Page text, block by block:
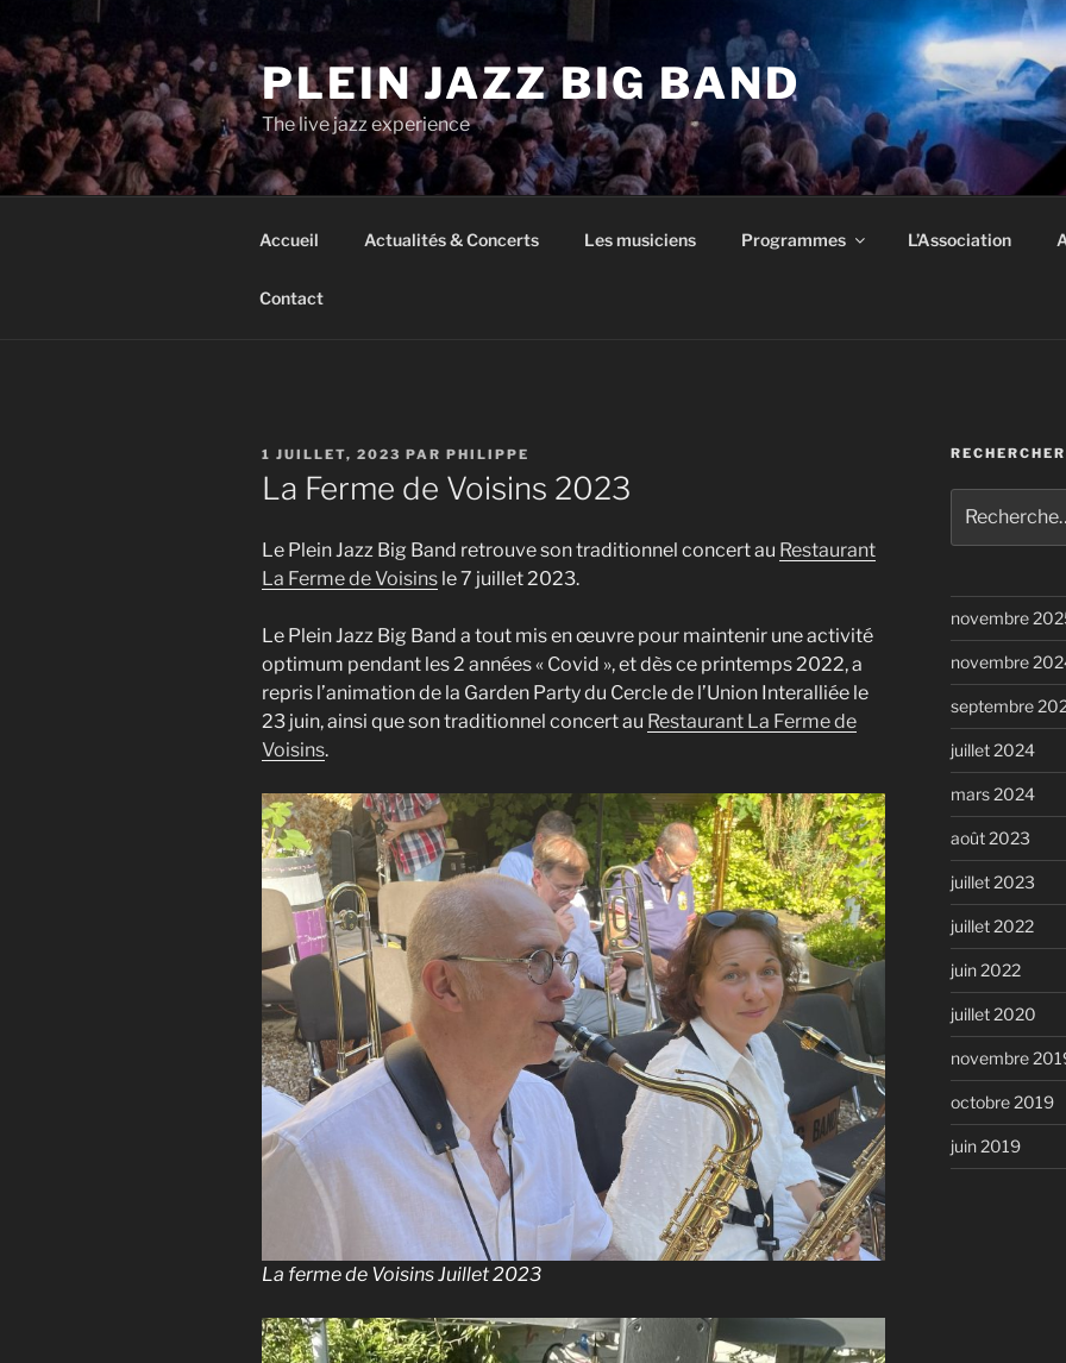
au
contenu
principal
PLEIN JAZZ BIG BAND
The live jazz experience
Accueil Actualités & Concerts Les musiciens Programmes L’Association
Contact
PUBLIÉ
LE
1 JUILLET, 2023 PAR PHILIPPE
La Ferme de Voisins 2023
Le Plein Jazz Big Band retrouve son traditionnel concert au Restaurant
La Ferme de Voisins le 7 juillet 2023.
Le Plein Jazz Big Band a tout mis en œuvre pour maintenir une activité
optimum pendant les 2 années « Covid », et dès ce printemps 2022, a
repris l’animation de la Garden Party du Cercle de l’Union Interalliée le
23 juin, ainsi que son traditionnel concert au Restaurant La Ferme de
Voisins.
La ferme de Voisins Juillet 2023
RECHERCHER
pour
:
novembre
novembre
septembre
juillet 2024
mars 2024
août 2023
juillet 2023
juillet 2022
juin 2022
juillet 2020
novembre
octobre 2019
juin 2019